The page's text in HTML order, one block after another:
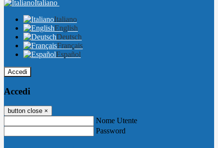
Italiano
Italiano
English
Deutsch
Français
Español
Accedi
Accedi
button close ×
Nome Utente
Password